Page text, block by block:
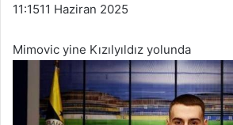
11:1511 Haziran 2025
Mimovic yine Kızılyıldız yolunda